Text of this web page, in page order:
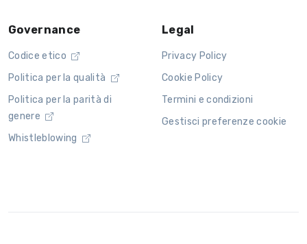
Governance
Codice etico
Politica per la qualità
Politica per la parità di
genere
Whistleblowing
Legal
Privacy Policy
Cookie Policy
Termini e condizioni
Gestisci preferenze cookie